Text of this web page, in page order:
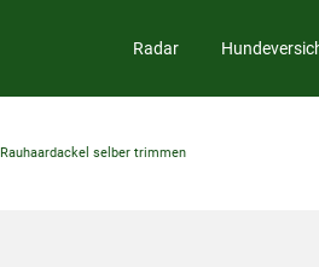
Radar
Rauhaardackel selber trimmen